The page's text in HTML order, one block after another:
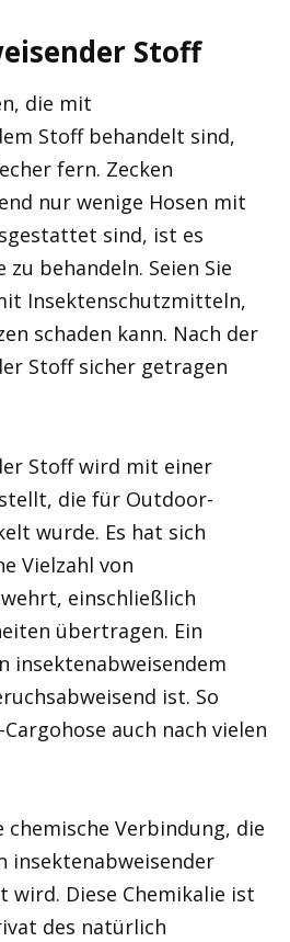
Stoff
die mit
Stoff behandelt sind,
fern. Zecken
nur wenige Hosen mit
sind, ist es
behandeln. Seien Sie
Insektenschutzmitteln,
schaden kann. Nach der
Stoff sicher getragen
Stoff wird mit einer
die für Outdoor-
wurde. Es hat sich
Vielzahl von
einschließlich
übertragen. Ein
insektenabweisendem
ist. So
auch nach vielen
Verbindung, die
insektenabweisender
wird. Diese Chemikalie ist
des natürlich